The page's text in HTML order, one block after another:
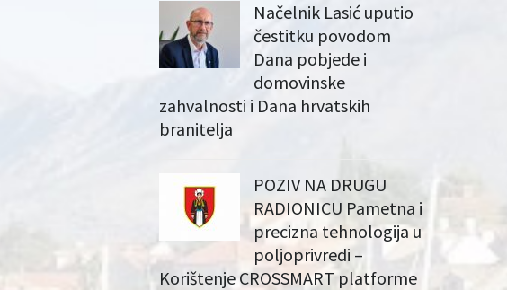
Načelnik Lasić uputio
čestitku povodom
Dana pobjede i
domovinske
zahvalnosti i Dana hrvatskih
branitelja
POZIV NA DRUGU
RADIONICU Pametna i
precizna tehnologija u
poljoprivredi –
Korištenje CROSSMART platforme